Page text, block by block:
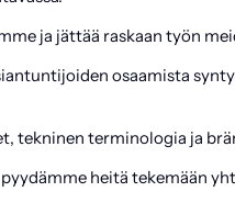
ja jättää raskaan työn
osaamista
tekninen terminologia ja
heitä tekemään